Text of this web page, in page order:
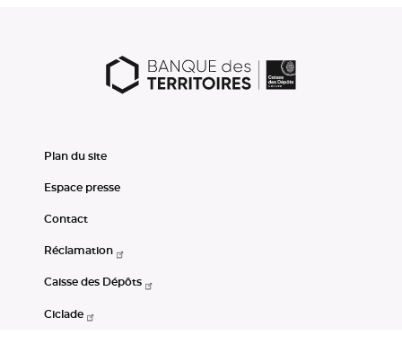
Plan du site
Espace presse
Contact
Réclamation
Caisse des Dépôts
Ciclade